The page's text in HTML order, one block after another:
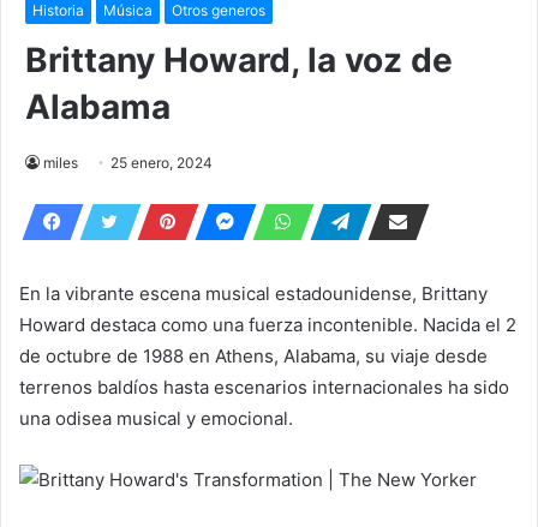
Historia Música Otros generos
Brittany Howard, la voz de
Alabama
miles 25 enero, 2024
En la vibrante escena musical estadounidense, Brittany
Howard destaca como una fuerza incontenible. Nacida el 2
de octubre de 1988 en Athens, Alabama, su viaje desde
terrenos baldíos hasta escenarios internacionales ha sido
una odisea musical y emocional.